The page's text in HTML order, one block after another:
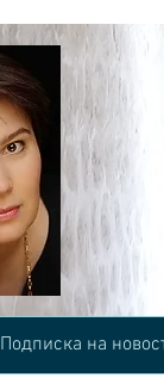
Подписка на